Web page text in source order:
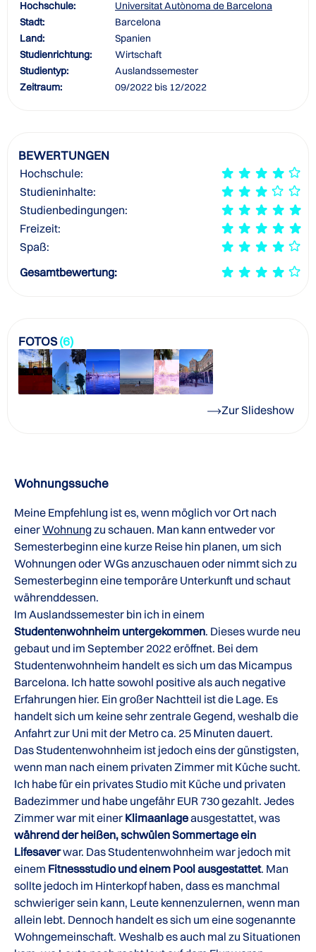
Hochschule:
Universitat Autònoma de Barcelona
Stadt:
Barcelona
Land:
Spanien
Studienrichtung:
Wirtschaft
Studientyp:
Auslandssemester
Zeitraum:
09/2022 bis 12/2022
BEWERTUNGEN
Hochschule:
Studieninhalte:
Studienbedingungen:
Freizeit:
Spaß:
Gesamtbewertung:
FOTOS(6)
Zur Slideshow
Wohnungssuche
Meine Empfehlung ist es, wenn möglich vor Ort nach
einerWohnung zu schauen. Man kann entweder vor
Semesterbeginn eine kurze Reise hin planen, um sich
Wohnungen oder WGs anzuschauen oder nimmt sich zu
Semesterbeginn eine temporäre Unterkunft und schaut
währenddessen.
Im Auslandssemester bin ich in einem
Studentenwohnheim untergekommen. Dieses wurde neu
gebaut und im September 2022 eröffnet. Bei dem
Studentenwohnheim handelt es sich um das Micampus
Barcelona. Ich hatte sowohl positive als auch negative
Erfahrungen hier. Ein großer Nachtteil ist die Lage. Es
handelt sich um keine sehr zentrale Gegend, weshalb die
Anfahrt zur Uni mit der Metro ca. 25 Minuten dauert.
Das Studentenwohnheim ist jedoch eins der günstigsten,
wenn man nach einem privaten Zimmer mit Küche sucht.
Ich habe für ein privates Studio mit Küche und privaten
Badezimmer und habe ungefähr EUR 730 gezahlt. Jedes
Zimmer war mit einer Klimaanlageausgestattet, was
während der heißen, schwülen Sommertage ein
Lifesaverwar. Das Studentenwohnheim war jedoch mit
einem Fitnessstudio und einem Pool ausgestattet. Man
sollte jedoch im Hinterkopf haben, dass es manchmal
schwieriger sein kann, Leute kennenzulernen, wenn man
allein lebt. Dennoch handelt es sich um eine sogenannte
Wohngemeinschaft. Weshalb es auch mal zu Situationen